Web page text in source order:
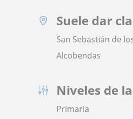
Suele dar
San Sebastián de
Alcobendas
Niveles de
Primaria